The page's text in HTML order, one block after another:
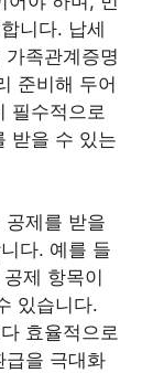
니다. 납세
족관계증명
준비해 두어
필수적으로
받을 수 있는
공제를 받을
다. 예를 들
제 항목이
있습니다.
효율적으로
급을 극대화